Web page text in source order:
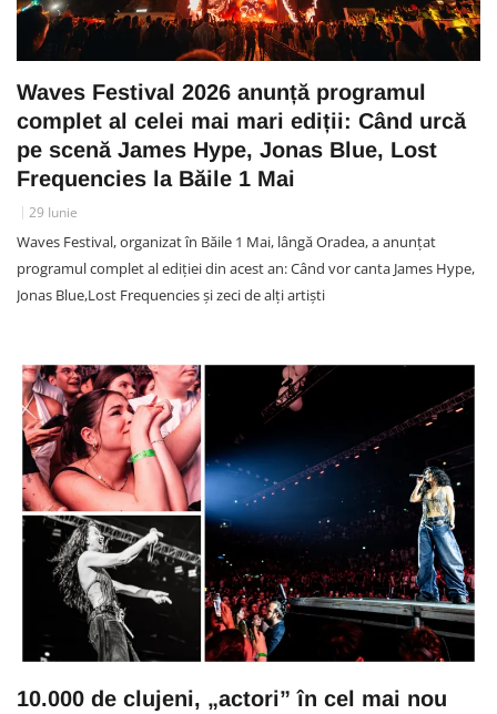
Waves Festival 2026 anunță programul
complet al celei mai mari ediții: Când urcă
pe scenă James Hype, Jonas Blue, Lost
Frequencies la Băile 1 Mai
29 Iunie
Waves Festival, organizat în Băile 1 Mai, lângă Oradea, a anunțat
programul complet al ediției din acest an: Când vor canta James Hype,
Jonas Blue,Lost Frequencies şi zeci de alți artişti
10.000 de clujeni, „actori” în cel mai nou